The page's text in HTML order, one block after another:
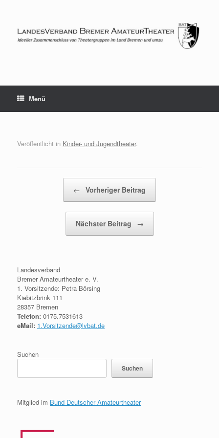
Menü
Veröffentlicht in Kinder- und Jugendtheater.
← Vorheriger Beitrag
Nächster Beitrag →
Landesverband
Bremer Amateurtheater e. V.
1. Vorsitzende: Petra Börsing
Kiebitzbrink 111
28357 Bremen
Telefon: 0175.7531613
eMail: 1.Vorsitzende@lvbat.de
Suchen
Suchen
Mitglied im Bund Deutscher Amateurtheater